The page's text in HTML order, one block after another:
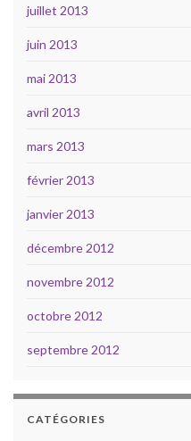
juillet 2013
juin 2013
mai 2013
avril 2013
mars 2013
février 2013
janvier 2013
décembre 2012
novembre 2012
octobre 2012
septembre 2012
CATÉGORIES